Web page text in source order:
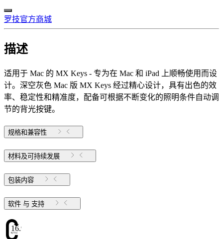
罗技官方商城
描述
适用于 Mac 的 MX Keys - 专为在 Mac 和 iPad 上顺畅使用而设
计。深空灰色 Mac 版 MX Keys 经过精心设计，具有出色的效
率、稳定性和精准度，配备可根据不断变化的照明条件自动调
节的背光按键。
规格和兼容性
材料及可持续发展
包装内容
软件 与 支持
16.92